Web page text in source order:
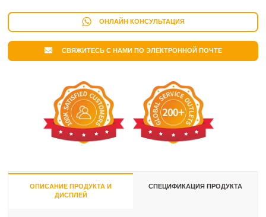
ОНЛАЙН КОНСУЛЬТАЦИЯ
СВЯЖИТЕСЬ С НАМИ ПО ЭЛЕКТРОННОЙ ПОЧТЕ
ОПИСАНИЕ ПРОДУКТА И
ДИСПЛЕЙ
СПЕЦИФИКАЦИЯ ПРОДУКТА